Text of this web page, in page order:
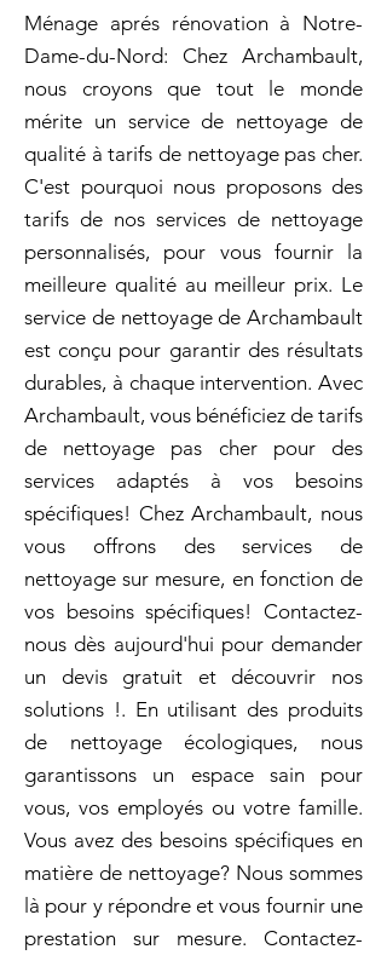
Ménage aprés rénovation à Notre-
Dame-du-Nord: Chez Archambault,
nous croyons que tout le monde
mérite un service de nettoyage de
qualité à tarifs de nettoyage pas cher.
C'est pourquoi nous proposons des
tarifs de nos services de nettoyage
personnalisés, pour vous fournir la
meilleure qualité au meilleur prix. Le
service de nettoyage de Archambault
est conçu pour garantir des résultats
durables, à chaque intervention. Avec
Archambault, vous bénéficiez de tarifs
de nettoyage pas cher pour des
services adaptés à vos besoins
spécifiques! Chez Archambault, nous
vous offrons des services de
nettoyage sur mesure, en fonction de
vos besoins spécifiques! Contactez-
nous dès aujourd'hui pour demander
un devis gratuit et découvrir nos
solutions !. En utilisant des produits
de nettoyage écologiques, nous
garantissons un espace sain pour
vous, vos employés ou votre famille.
Vous avez des besoins spécifiques en
matière de nettoyage? Nous sommes
là pour y répondre et vous fournir une
prestation sur mesure. Contactez-